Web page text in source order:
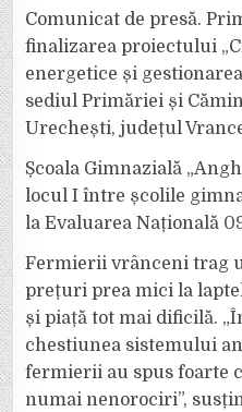
Comunicat de presă.
finalizarea proiectului
energetice și
sediul Primăriei și
Urechești, județul
Școala Gimnazială
locul I între școlile
la Evaluarea Națională
Fermierii vrânceni trag
prețuri prea mici la
și piață tot mai dificilă.
chestiunea sistemului
fermierii au spus foarte
numai nenorociri”,